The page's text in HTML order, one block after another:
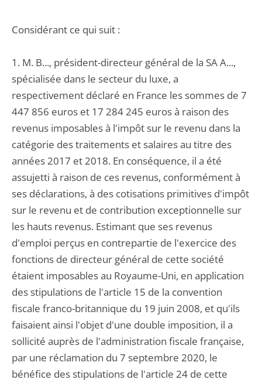
Considérant ce qui suit :
1. M. B..., président-directeur général de la SA A...,
spécialisée dans le secteur du luxe, a
respectivement déclaré en France les sommes de 7
447 856 euros et 17 284 245 euros à raison des
revenus imposables à l'impôt sur le revenu dans la
catégorie des traitements et salaires au titre des
années 2017 et 2018. En conséquence, il a été
assujetti à raison de ces revenus, conformément à
ses déclarations, à des cotisations primitives d'impôt
sur le revenu et de contribution exceptionnelle sur
les hauts revenus. Estimant que ses revenus
d'emploi perçus en contrepartie de l'exercice des
fonctions de directeur général de cette société
étaient imposables au Royaume-Uni, en application
des stipulations de l'article 15 de la convention
fiscale franco-britannique du 19 juin 2008, et qu'ils
faisaient ainsi l'objet d'une double imposition, il a
sollicité auprès de l'administration fiscale française,
par une réclamation du 7 septembre 2020, le
bénéfice des stipulations de l'article 24 de cette